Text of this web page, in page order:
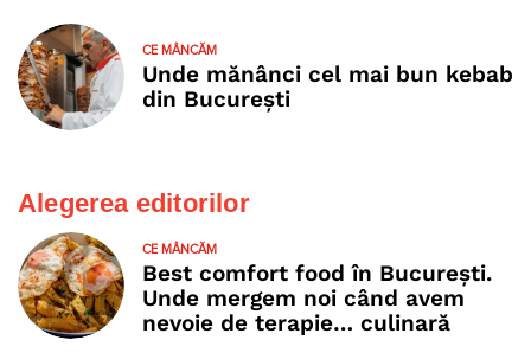
CE MÂNCĂM
Unde mănânci cel mai bun kebab
din București
Alegerea editorilor
CE MÂNCĂM
Best comfort food în București.
Unde mergem noi când avem
nevoie de terapie… culinară